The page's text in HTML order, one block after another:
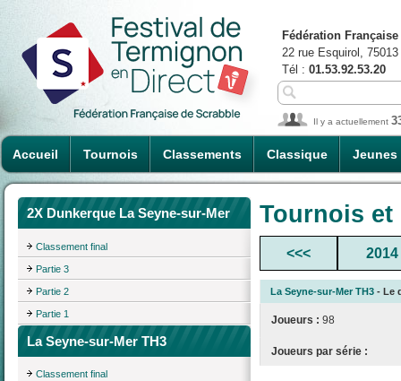
Accueil Tournois Classements Classique Jeunes
Fédération
22 rue Esquirol,
Tél : 01.53.92.53.20
Il y a actuellement
2X Dunkerque La Seyne-sur-Mer
Classement final
Partie 3
Partie 2
Partie 1
La Seyne-sur-Mer TH3
Classement final
Tournois
<<< 2014
La Seyne-sur-Mer TH3 - Le
Joueurs : 98
Joueurs par série :